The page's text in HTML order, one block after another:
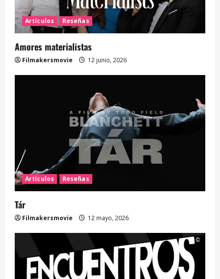
Artículos Reseñas
Amores materialistas
Filmakersmovie 12 junio, 2026
Artículos Reseñas
Tár
Filmakersmovie 12 mayo, 2026